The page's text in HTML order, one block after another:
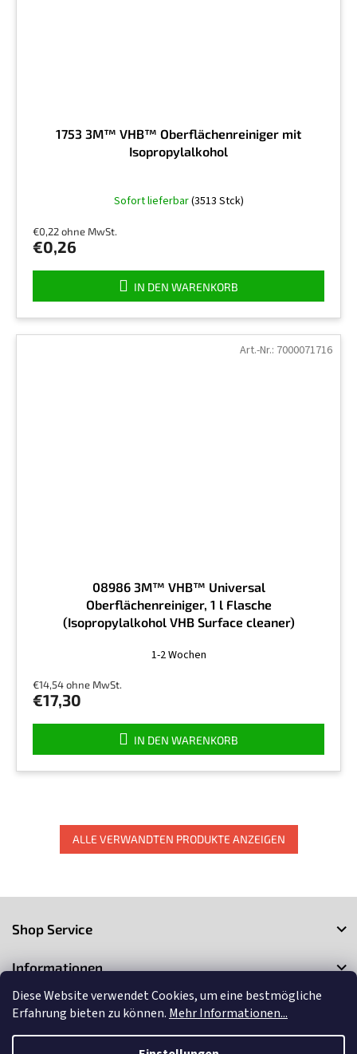
Diese Website verwendet Cookies, um eine bestmögliche
Erfahrung bieten zu können. Mehr Informationen...
1753 3M™ VHB™ Oberflächenreiniger mit
Isopropylalkohol
durchschnittliche
von
5
Sternen.
Sofort lieferbar(3513 Stck)
€0,22 ohne MwSt.
€0,26
IN DEN WARENKORB
08986 3M™ VHB™ Universal
Oberflächenreiniger, 1 l Flasche
(Isopropylalkohol VHB Surface cleaner)
Die
durchschnittliche
von
5
Sternen.
1-2 Wochen
€14,54 ohne MwSt.
€17,30
IN DEN WARENKORB
Art.-Nr.: 7000071716
ALLE VERWANDTEN PRODUKTE ANZEIGEN
e
Shop Service
Informationen
Kontakt